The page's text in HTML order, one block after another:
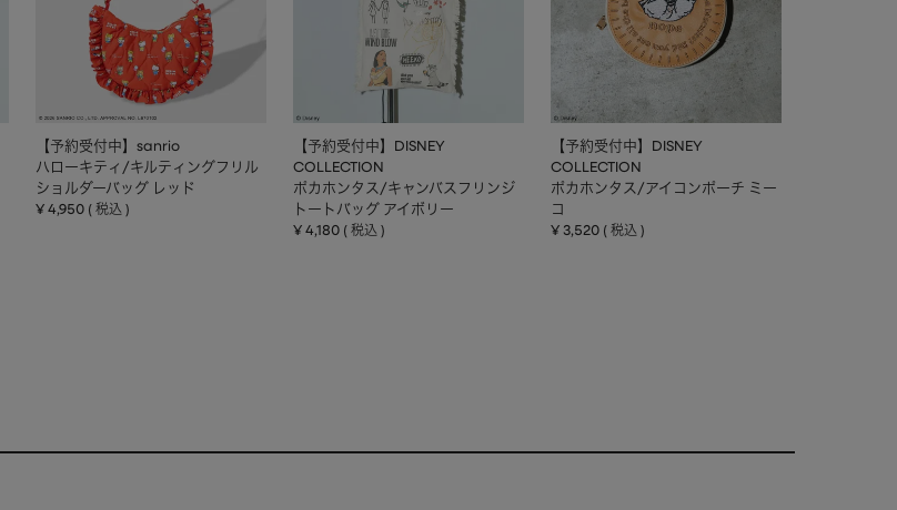
【予約受付中】sanrio
ハローキティ/キルティングフリル
ショルダーバッグ レッド
¥ 4,950 税込
【予約受付中】DISNEY
COLLECTION
ポカホンタス/キャンバスフリンジ
トートバッグ アイボリー
¥ 4,180 税込
【予約受付中】DISNEY
COLLECTION
ポカホンタス/アイコンポーチ ミー
コ
¥ 3,520 税込